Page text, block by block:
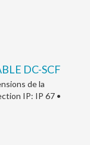
DC-SCF
de la
IP: IP 67 •